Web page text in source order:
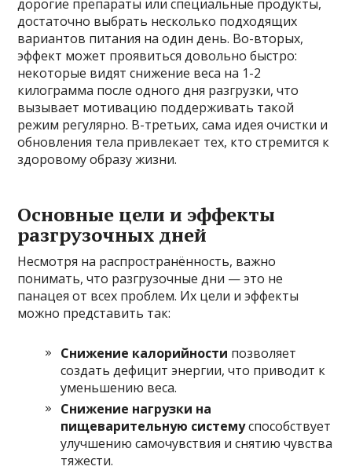
дорогие препараты или специальные продукты,
достаточно выбрать несколько подходящих
вариантов питания на один день. Во-вторых,
эффект может проявиться довольно быстро:
некоторые видят снижение веса на 1-2
килограмма после одного дня разгрузки, что
вызывает мотивацию поддерживать такой
режим регулярно. В-третьих, сама идея очистки и
обновления тела привлекает тех, кто стремится к
здоровому образу жизни.
Основные цели и эффекты
разгрузочных дней
Несмотря на распространённость, важно
понимать, что разгрузочные дни — это не
панацея от всех проблем. Их цели и эффекты
можно представить так:
Снижение калорийности позволяет
создать дефицит энергии, что приводит к
уменьшению веса.
Снижение нагрузки на
пищеварительную системуспособствует
улучшению самочувствия и снятию чувства
тяжести.